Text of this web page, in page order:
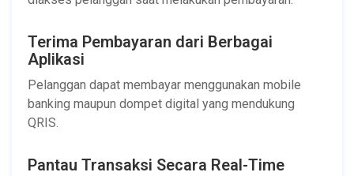
Terima Pembayaran dari Berbagai
Aplikasi
Pelanggan dapat membayar menggunakan mobile
banking maupun dompet digital yang mendukung
QRIS.
Pantau Transaksi Secara Real-Time